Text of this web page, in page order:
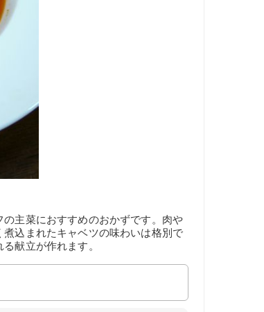
主菜におすすめのおかずです。肉や
込まれたキャベツの味わいは格別で
献立が作れます。